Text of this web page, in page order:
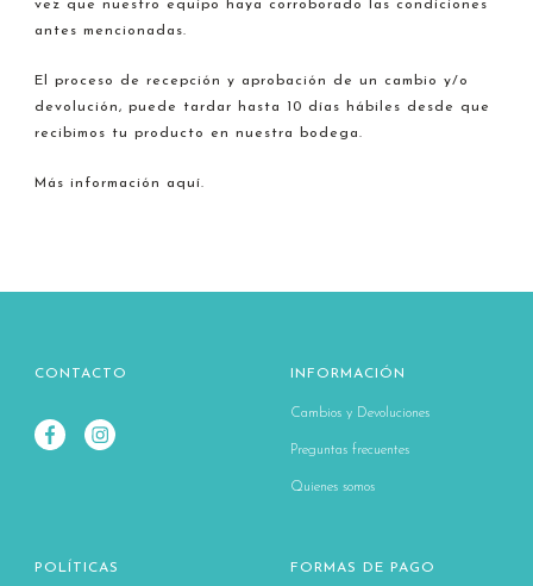
vez que nuestro equipo haya corroborado las condiciones
antes mencionadas.
El proceso de recepción y aprobación de un cambio y/o
devolución, puede tardar hasta 10 días hábiles desde que
recibimos tu producto en nuestra bodega.
Más información aquí.
CONTACTO INFORMACIÓN
Cambios y Devoluciones
Preguntas frecuentes
Quienes somos
POLÍTICAS FORMAS DE PAGO